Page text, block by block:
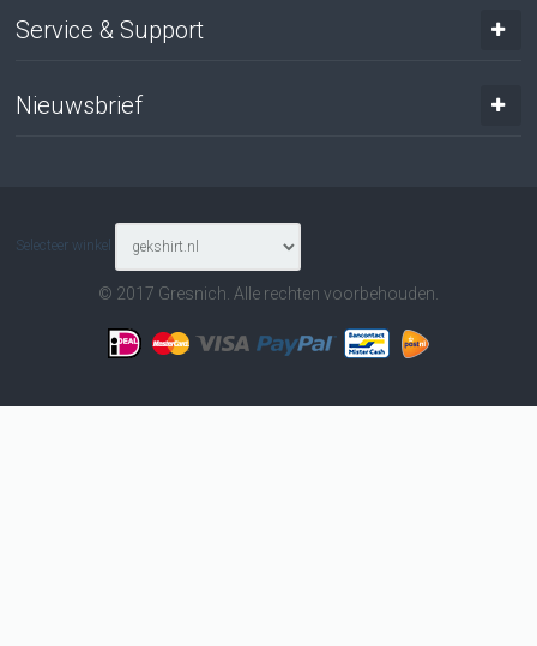
Service & Support
Nieuwsbrief
Selecteer winkel
© 2017 Gresnich. Alle rechten voorbehouden.